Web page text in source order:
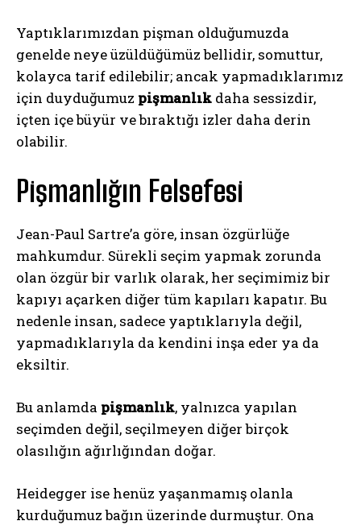
Yaptıklarımızdan pişman olduğumuzda
genelde neye üzüldüğümüz bellidir, somuttur,
kolayca tarif edilebilir; ancak yapmadıklarımız
için duyduğumuz pişmanlık daha sessizdir,
içten içe büyür ve bıraktığı izler daha derin
olabilir.
Pişmanlığın Felsefesi
Jean-Paul Sartre’a göre, insan özgürlüğe
mahkumdur. Sürekli seçim yapmak zorunda
olan özgür bir varlık olarak, her seçimimiz bir
kapıyı açarken diğer tüm kapıları kapatır. Bu
nedenle insan, sadece yaptıklarıyla değil,
yapmadıklarıyla da kendini inşa eder ya da
eksiltir.
Bu anlamda pişmanlık, yalnızca yapılan
seçimden değil, seçilmeyen diğer birçok
olasılığın ağırlığından doğar.
Heidegger ise henüz yaşanmamış olanla
kurduğumuz bağın üzerinde durmuştur. Ona